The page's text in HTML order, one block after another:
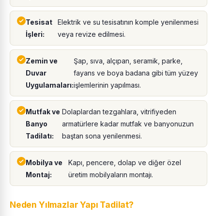
Tesisat
İşleri:
Elektrik ve su tesisatının komple yenilenmesi
veya revize edilmesi.
Zemin ve
Duvar
Uygulamaları:
Şap, sıva, alçıpan, seramik, parke,
fayans ve boya badana gibi tüm yüzey
işlemlerinin yapılması.
Mutfak ve
Banyo
Tadilatı:
Dolaplardan tezgahlara, vitrifiyeden
armatürlere kadar mutfak ve banyonuzun
baştan sona yenilenmesi.
Mobilya ve
Montaj:
Kapı, pencere, dolap ve diğer özel
üretim mobilyaların montajı.
Neden Yılmazlar Yapı Tadilat?